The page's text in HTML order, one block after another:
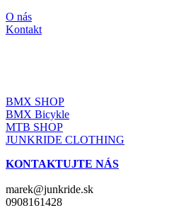
O nás
Kontakt
BMX SHOP
BMX Bicykle
MTB SHOP
JUNKRIDE CLOTHING
KONTAKTUJTE NÁS
marek@junkride.sk
0908161428